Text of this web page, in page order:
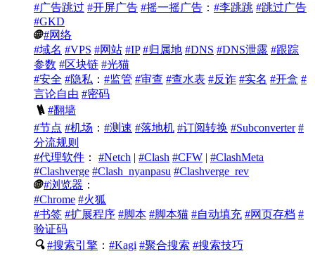
#广告跳过 #开屏广告 #摇一摇广告 ： #李跳跳 #跳过广告
#GKD
🌐 #网络
#域名 #VPS #网站 #IP #归属地 #DNS #DNS泄露 #跟踪
参数 #区块链 #光猫
#安全 #隐私 ： #监管 #审查 #查水表 #反诈 #实名 #开盒 #
言论自由 #密码
🪜 #翻墙
#节点 #机场 ： #测速 #落地机 #订阅转换 #Subconverter #
分流规则
#代理软件 ： #Netch | #Clash #CFW | #ClashMeta
#Clashverge #Clash_nyanpasu #Clashverge_rev
🌐 #浏览器 ：
#Chrome #火狐
#书签 #扩展程序 #脚本 #脚本猫 #自动填充 #网页存档 #
验证码
🔍 #搜索引擎 ： #Kagi #聚合搜索 #搜索技巧